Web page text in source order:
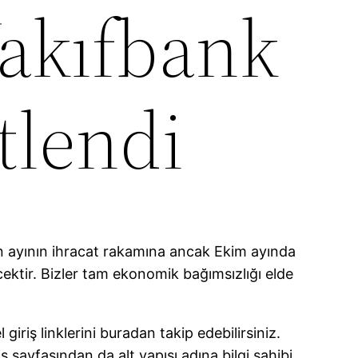
ihracat rakamına ancak Ekim ayında
Bizler tam ekonomik bağımsızlığı elde
giriş linklerini buradan takip edebilirsiniz.